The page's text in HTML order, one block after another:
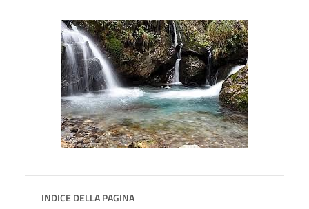
INDICE DELLA PAGINA